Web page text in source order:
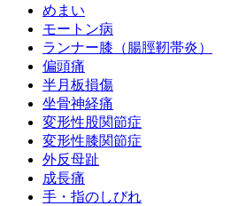
めまい
モートン病
ランナー膝（腸脛靭帯炎）
偏頭痛
半月板損傷
坐骨神経痛
変形性股関節症
変形性膝関節症
外反母趾
成長痛
手・指のしびれ